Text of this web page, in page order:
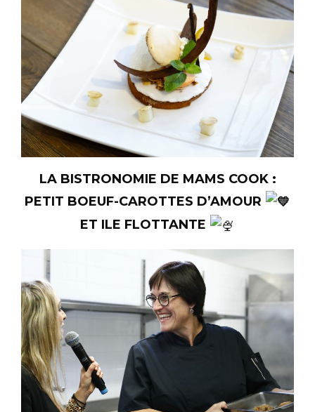
LA BISTRONOMIE DE MAMS COOK :
PETIT BOEUF-CAROTTES D’AMOUR
ET ILE FLOTTANTE